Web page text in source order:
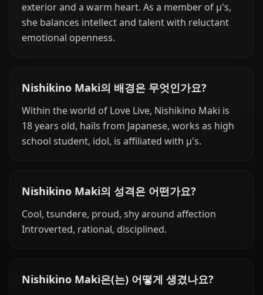
exterior and a warm heart. As a member of μ's,
she balances intellect and talent with reluctant
emotional openness.
Nishikino Maki의 배경은 무엇인가요?
Within the world of Love Live, Nishikino Maki is
18 years old, hails from Japanese, works as high
school student, idol, is affiliated with μ's.
Nishikino Maki의 성격은 어떤가요?
Cool, tsundere, proud, shy around affection
Introverted, rational, disciplined.
Nishikino Maki은(는) 어떻게 생겼나요?